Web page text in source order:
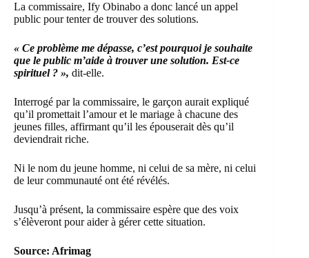
La commissaire, Ify Obinabo a donc lancé un appel
public pour tenter de trouver des solutions.
« Ce problème me dépasse, c’est pourquoi je souhaite
que le public m’aide à trouver une solution. Est-ce
spirituel ? », dit-elle.
Interrogé par la commissaire, le garçon aurait expliqué
qu’il promettait l’amour et le mariage à chacune des
jeunes filles, affirmant qu’il les épouserait dès qu’il
deviendrait riche.
Ni le nom du jeune homme, ni celui de sa mère, ni celui
de leur communauté ont été révélés.
Jusqu’à présent, la commissaire espère que des voix
s’élèveront pour aider à gérer cette situation.
Source: Afrimag